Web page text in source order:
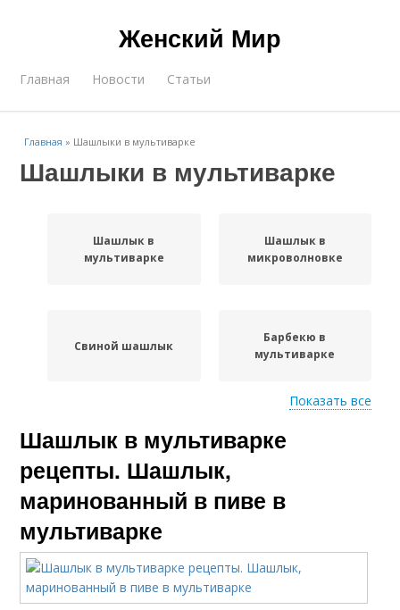
Женский Мир
Главная Новости Статьи
Главная » Шашлыки в мультиварке
Шашлыки в мультиварке
Шашлык в
мультиварке
Шашлык в
микроволновке
Свиной шашлык
Барбекю в
мультиварке
Шашлык на луковой
подушке
Подушка в
мультиварке
Шашлык в духовке
Показать все
Шашлык в мультиварке
рецепты. Шашлык,
маринованный в пиве в
мультиварке